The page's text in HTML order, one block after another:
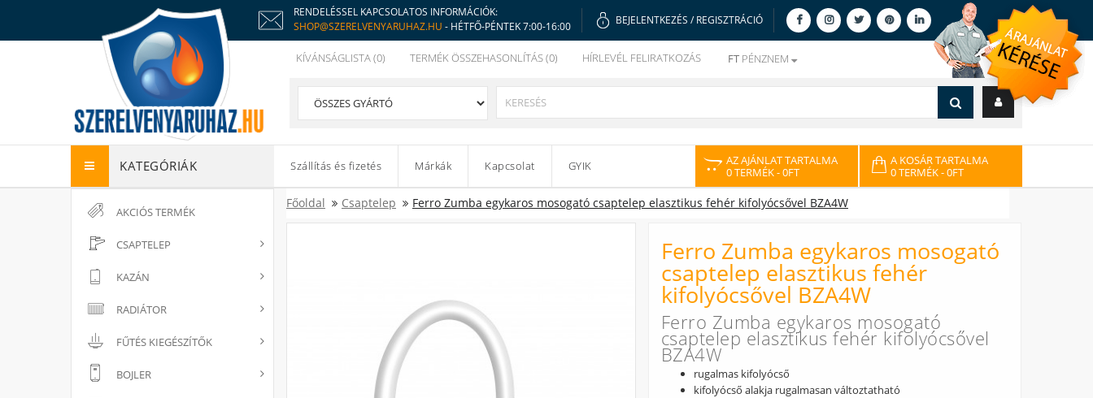
RENDELÉSSEL KAPCSOLATOS INFORMÁCIÓK:
SHOP@SZERELVENYARUHAZ.HU - HÉTFŐ-PÉNTEK 7:00-16:00
BEJELENTKEZÉS / REGISZTRÁCIÓ
KÍVÁNSÁGLISTA (0) TERMÉK ÖSSZEHASONLÍTÁS (0) HÍRLEVÉL FELIRATKOZÁS FT PÉNZNEM
KATEGÓRIÁK Szállítás és fizetés Márkák Kapcsolat GYIK
AZ AJÁNLAT TARTALMA
0 TERMÉK- 0FT
A KOSÁR TARTALMA
0 TERMÉK- 0FT
AKCIÓS TERMÉK
CSAPTELEP
KAZÁN
RADIÁTOR
FŰTÉS KIEGÉSZÍTŐK
BOJLER
Főoldal Csaptelep Ferro Zumba egykaros mosogató csaptelep elasztikus fehér kifolyócsővel BZA4W
Ferro Zumba egykaros mosogató
csaptelep elasztikus fehér
kifolyócsővel BZA4W
Ferro Zumba egykaros mosogató
csaptelep elasztikus fehér kifolyócsővel
BZA4W
rugalmas kifolyócső
kifolyócső alakja rugalmasan változtatható